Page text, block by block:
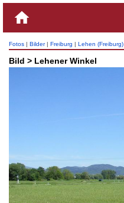
Fotos | Bilder| Freiburg | Lehen (Freiburg)
Bild > Lehener Winkel